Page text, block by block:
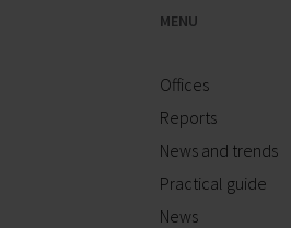
MENU
Offices
Reports
News and trends
Practical guide
News